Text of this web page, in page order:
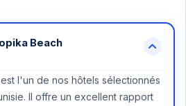
Beach
l'un de nos hôtels sélectionnés
Il offre un excellent rapport